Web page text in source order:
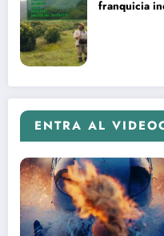
franquicia
ENTRA AL